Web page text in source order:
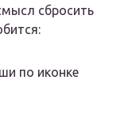
сбросить
по иконке